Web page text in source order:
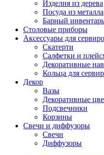
Изделия из дерева
Посуда из металла
Барный инвентарь
Столовые приборы
Аксессуары для
Скатерти
Cалфетки и
Декоративные
Кольца для
Декор
Вазы
Декоративные
Подсвечники
Корзины
Свечи и диффузоры
Свечи
Диффузоры